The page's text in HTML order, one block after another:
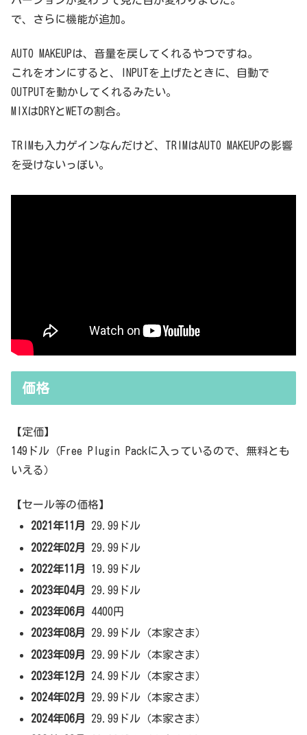
で、さらに機能が追加。
AUTO MAKEUPは、音量を戻してくれるやつですね。
これをオンにすると、INPUTを上げたときに、自動で
OUTPUTを動かしてくれるみたい。
MIXはDRYとWETの割合。
TRIMも入力ゲインなんだけど、TRIMはAUTO MAKEUPの影響
を受けないっぽい。
価格
【定価】
149ドル（Free Plugin Packに入っているので、無料とも
いえる）
【セール等の価格】
2021年11月
29.99ドル
2022年02月
29.99ドル
2022年11月
19.99ドル
2023年04月
29.99ドル
2023年06月
4400円
2023年08月
29.99ドル（本家さま）
2023年09月
29.99ドル（本家さま）
2023年12月
24.99ドル（本家さま）
2024年02月
29.99ドル（本家さま）
2024年06月
29.99ドル（本家さま）